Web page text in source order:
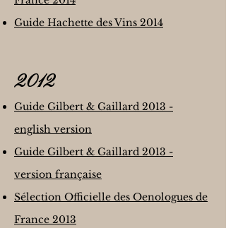
Guide Hachette des Vins 2014
2012
Guide Gilbert & Gaillard 2013 -
english version
Guide Gilbert & Gaillard 2013 -
version française
Sélection Officielle des Oenologues de
France 2013